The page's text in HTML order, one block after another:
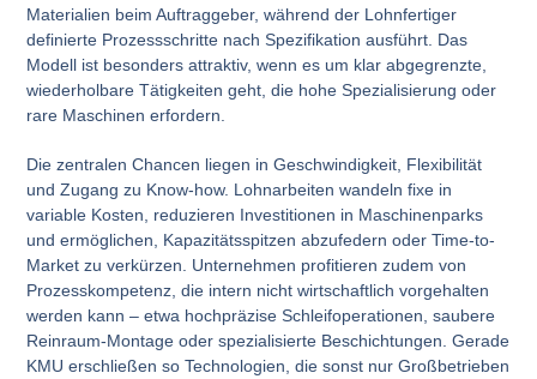
Materialien beim Auftraggeber, während der Lohnfertiger
definierte Prozessschritte nach Spezifikation ausführt. Das
Modell ist besonders attraktiv, wenn es um klar abgegrenzte,
wiederholbare Tätigkeiten geht, die hohe Spezialisierung oder
rare Maschinen erfordern.
Die zentralen Chancen liegen in Geschwindigkeit, Flexibilität
und Zugang zu Know-how. Lohnarbeiten wandeln fixe in
variable Kosten, reduzieren Investitionen in Maschinenparks
und ermöglichen, Kapazitätsspitzen abzufedern oder Time-to-
Market zu verkürzen. Unternehmen profitieren zudem von
Prozesskompetenz, die intern nicht wirtschaftlich vorgehalten
werden kann – etwa hochpräzise Schleifoperationen, saubere
Reinraum-Montage oder spezialisierte Beschichtungen. Gerade
KMU erschließen so Technologien, die sonst nur Großbetrieben